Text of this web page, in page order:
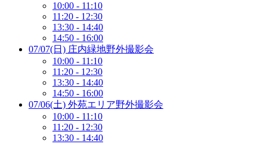
10:00 - 11:10
11:20 - 12:30
13:30 - 14:40
14:50 - 16:00
07/07(日) 庄内緑地野外撮影会
10:00 - 11:10
11:20 - 12:30
13:30 - 14:40
14:50 - 16:00
07/06(土) 外苑エリア野外撮影会
10:00 - 11:10
11:20 - 12:30
13:30 - 14:40